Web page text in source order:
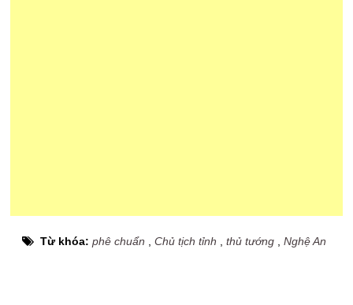
Từ khóa:phê chuẩn ,Chủ tịch tỉnh ,thủ tướng ,Nghệ An